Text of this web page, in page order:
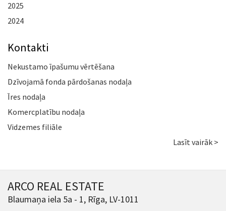
2025
2024
Kontakti
Nekustamo īpašumu vērtēšana
Dzīvojamā fonda pārdošanas nodaļa
Īres nodaļa
Komercplatību nodaļa
Vidzemes filiāle
Lasīt vairāk >
ARCO REAL ESTATE
Blaumaņa iela 5a - 1, Rīga, LV-1011